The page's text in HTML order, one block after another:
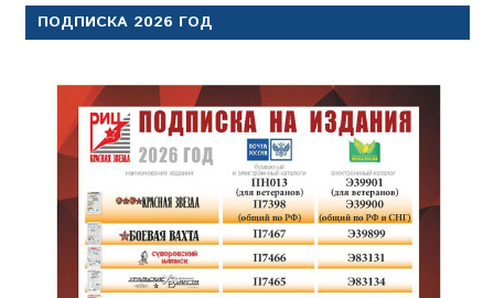
ПОДПИСКА 2026 ГОД